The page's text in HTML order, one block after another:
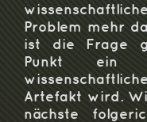
Problem mehr
ist die Frage
Punkt ein
Artefakt wird.
nächste